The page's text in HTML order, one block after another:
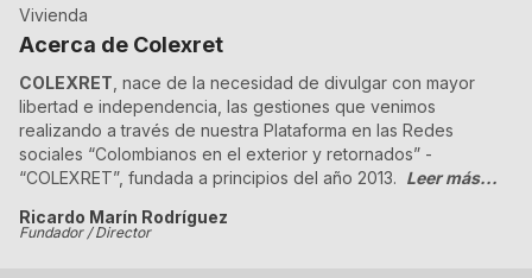
Vivienda
Acerca de Colexret
COLEXRET , nace de la necesidad de divulgar con mayor
libertad e independencia, las gestiones que venimos
realizando a través de nuestra Plataforma en las Redes
sociales “Colombianos en el exterior y retornados” -
“COLEXRET”, fundada a principios del año 2013. Leer más...
Ricardo Marín Rodríguez
Fundador / Director